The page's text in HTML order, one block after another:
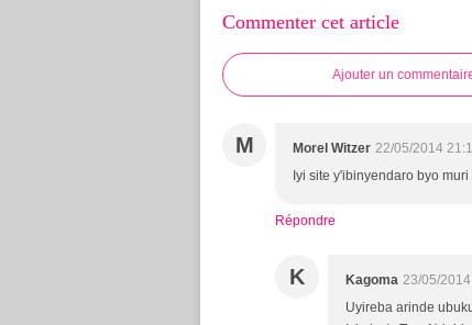
Commenter cet article
Ajouter un
M Morel Witzer 22/05/2014
Iyi site y'ibinyendaro byo
Répondre
K Kagoma 23/05/
Uyireba arinde